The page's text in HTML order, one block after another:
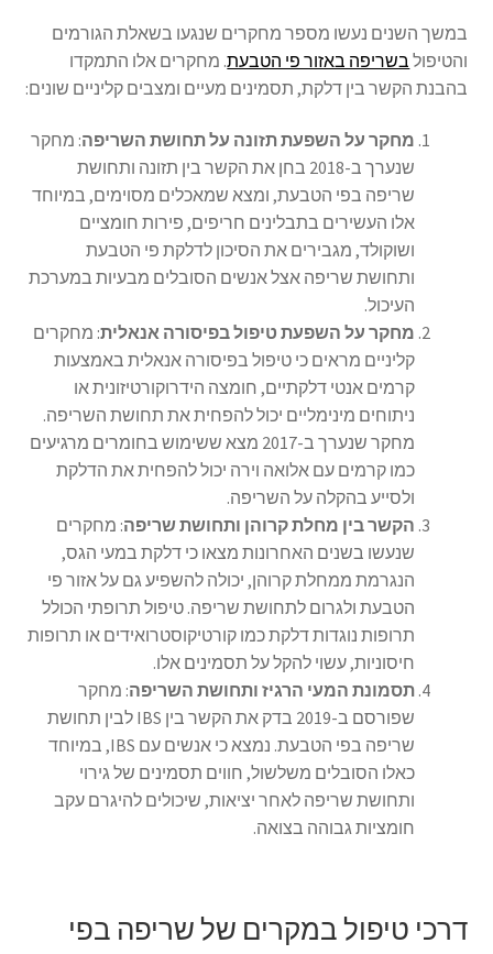
במשך השנים נעשו מספר מחקרים שנגעו בשאלת הגורמים
והטיפול בשריפה באזור פי הטבעת. מחקרים אלו התמקדו
בהבנת הקשר בין דלקת, תסמינים מעיים ומצבים קליניים שונים:
מחקר על השפעת תזונה על תחושת השריפה: מחקר
שנערך ב-2018 בחן את הקשר בין תזונה ותחושת
שריפה בפי הטבעת, ומצא שמאכלים מסוימים, במיוחד
אלו העשירים בתבלינים חריפים, פירות חומציים
ושוקולד, מגבירים את הסיכון לדלקת פי הטבעת
ותחושת שריפה אצל אנשים הסובלים מבעיות במערכת
העיכול.
מחקר על השפעת טיפול בפיסורה אנאלית: מחקרים
קליניים מראים כי טיפול בפיסורה אנאלית באמצעות
קרמים אנטי דלקתיים, חומצה הידרוקורטיזונית או
ניתוחים מינימליים יכול להפחית את תחושת השריפה.
מחקר שנערך ב-2017 מצא ששימוש בחומרים מרגיעים
כמו קרמים עם אלואה וירה יכול להפחית את הדלקת
ולסייע בהקלה על השריפה.
הקשר בין מחלת קרוהן ותחושת שריפה: מחקרים
שנעשו בשנים האחרונות מצאו כי דלקת במעי הגס,
הנגרמת ממחלת קרוהן, יכולה להשפיע גם על אזור פי
הטבעת ולגרום לתחושת שריפה. טיפול תרופתי הכולל
תרופות נוגדות דלקת כמו קורטיקוסטרואידים או תרופות
חיסוניות, עשוי להקל על תסמינים אלו.
תסמונת המעי הרגיז ותחושת השריפה: מחקר
שפורסם ב-2019 בדק את הקשר בין IBS לבין תחושת
שריפה בפי הטבעת. נמצא כי אנשים עם IBS, במיוחד
כאלו הסובלים משלשול, חווים תסמינים של גירוי
ותחושת שריפה לאחר יציאות, שיכולים להיגרם עקב
חומציות גבוהה בצואה.
דרכי טיפול במקרים של שריפה בפי